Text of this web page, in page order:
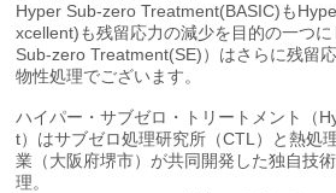
Hyper Sub-zero Treatment(BASIC)も
xcellent)も残留応力の減少を目的の一つ
Sub-zero Treatment(SE)）はさらに残留
物性処理でございます。
ハイパー・サブゼロ・トリートメント（
t）はサブゼロ処理研究所（CTL）と熱処
業（大阪府堺市）が共同開発した独自技
理。